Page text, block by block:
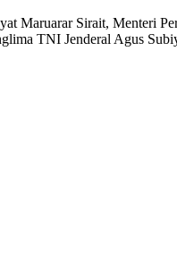
Maruarar Sirait, Menteri
TNI Jenderal Agus